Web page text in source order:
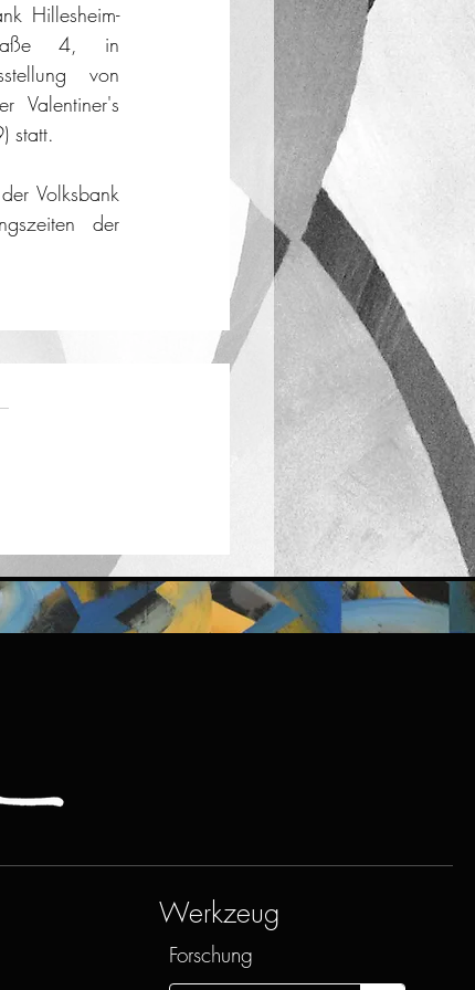
Hillesheim-
4, in
von
Valentiner's
statt.
Volksbank
der
Werkzeug
Forschung